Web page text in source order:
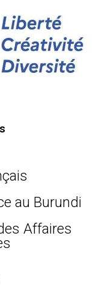
au Burundi
Affaires